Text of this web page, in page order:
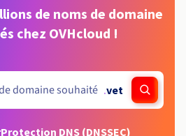
de noms de domaine
chez OVHcloud !
.vet
Protection DNS (DNSSEC)